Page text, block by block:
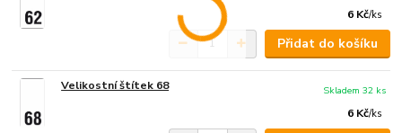
6 Kč/ks
Přidat do košíku
Velikostní štítek 68
6 Kč/ks
Skladem 32 ks